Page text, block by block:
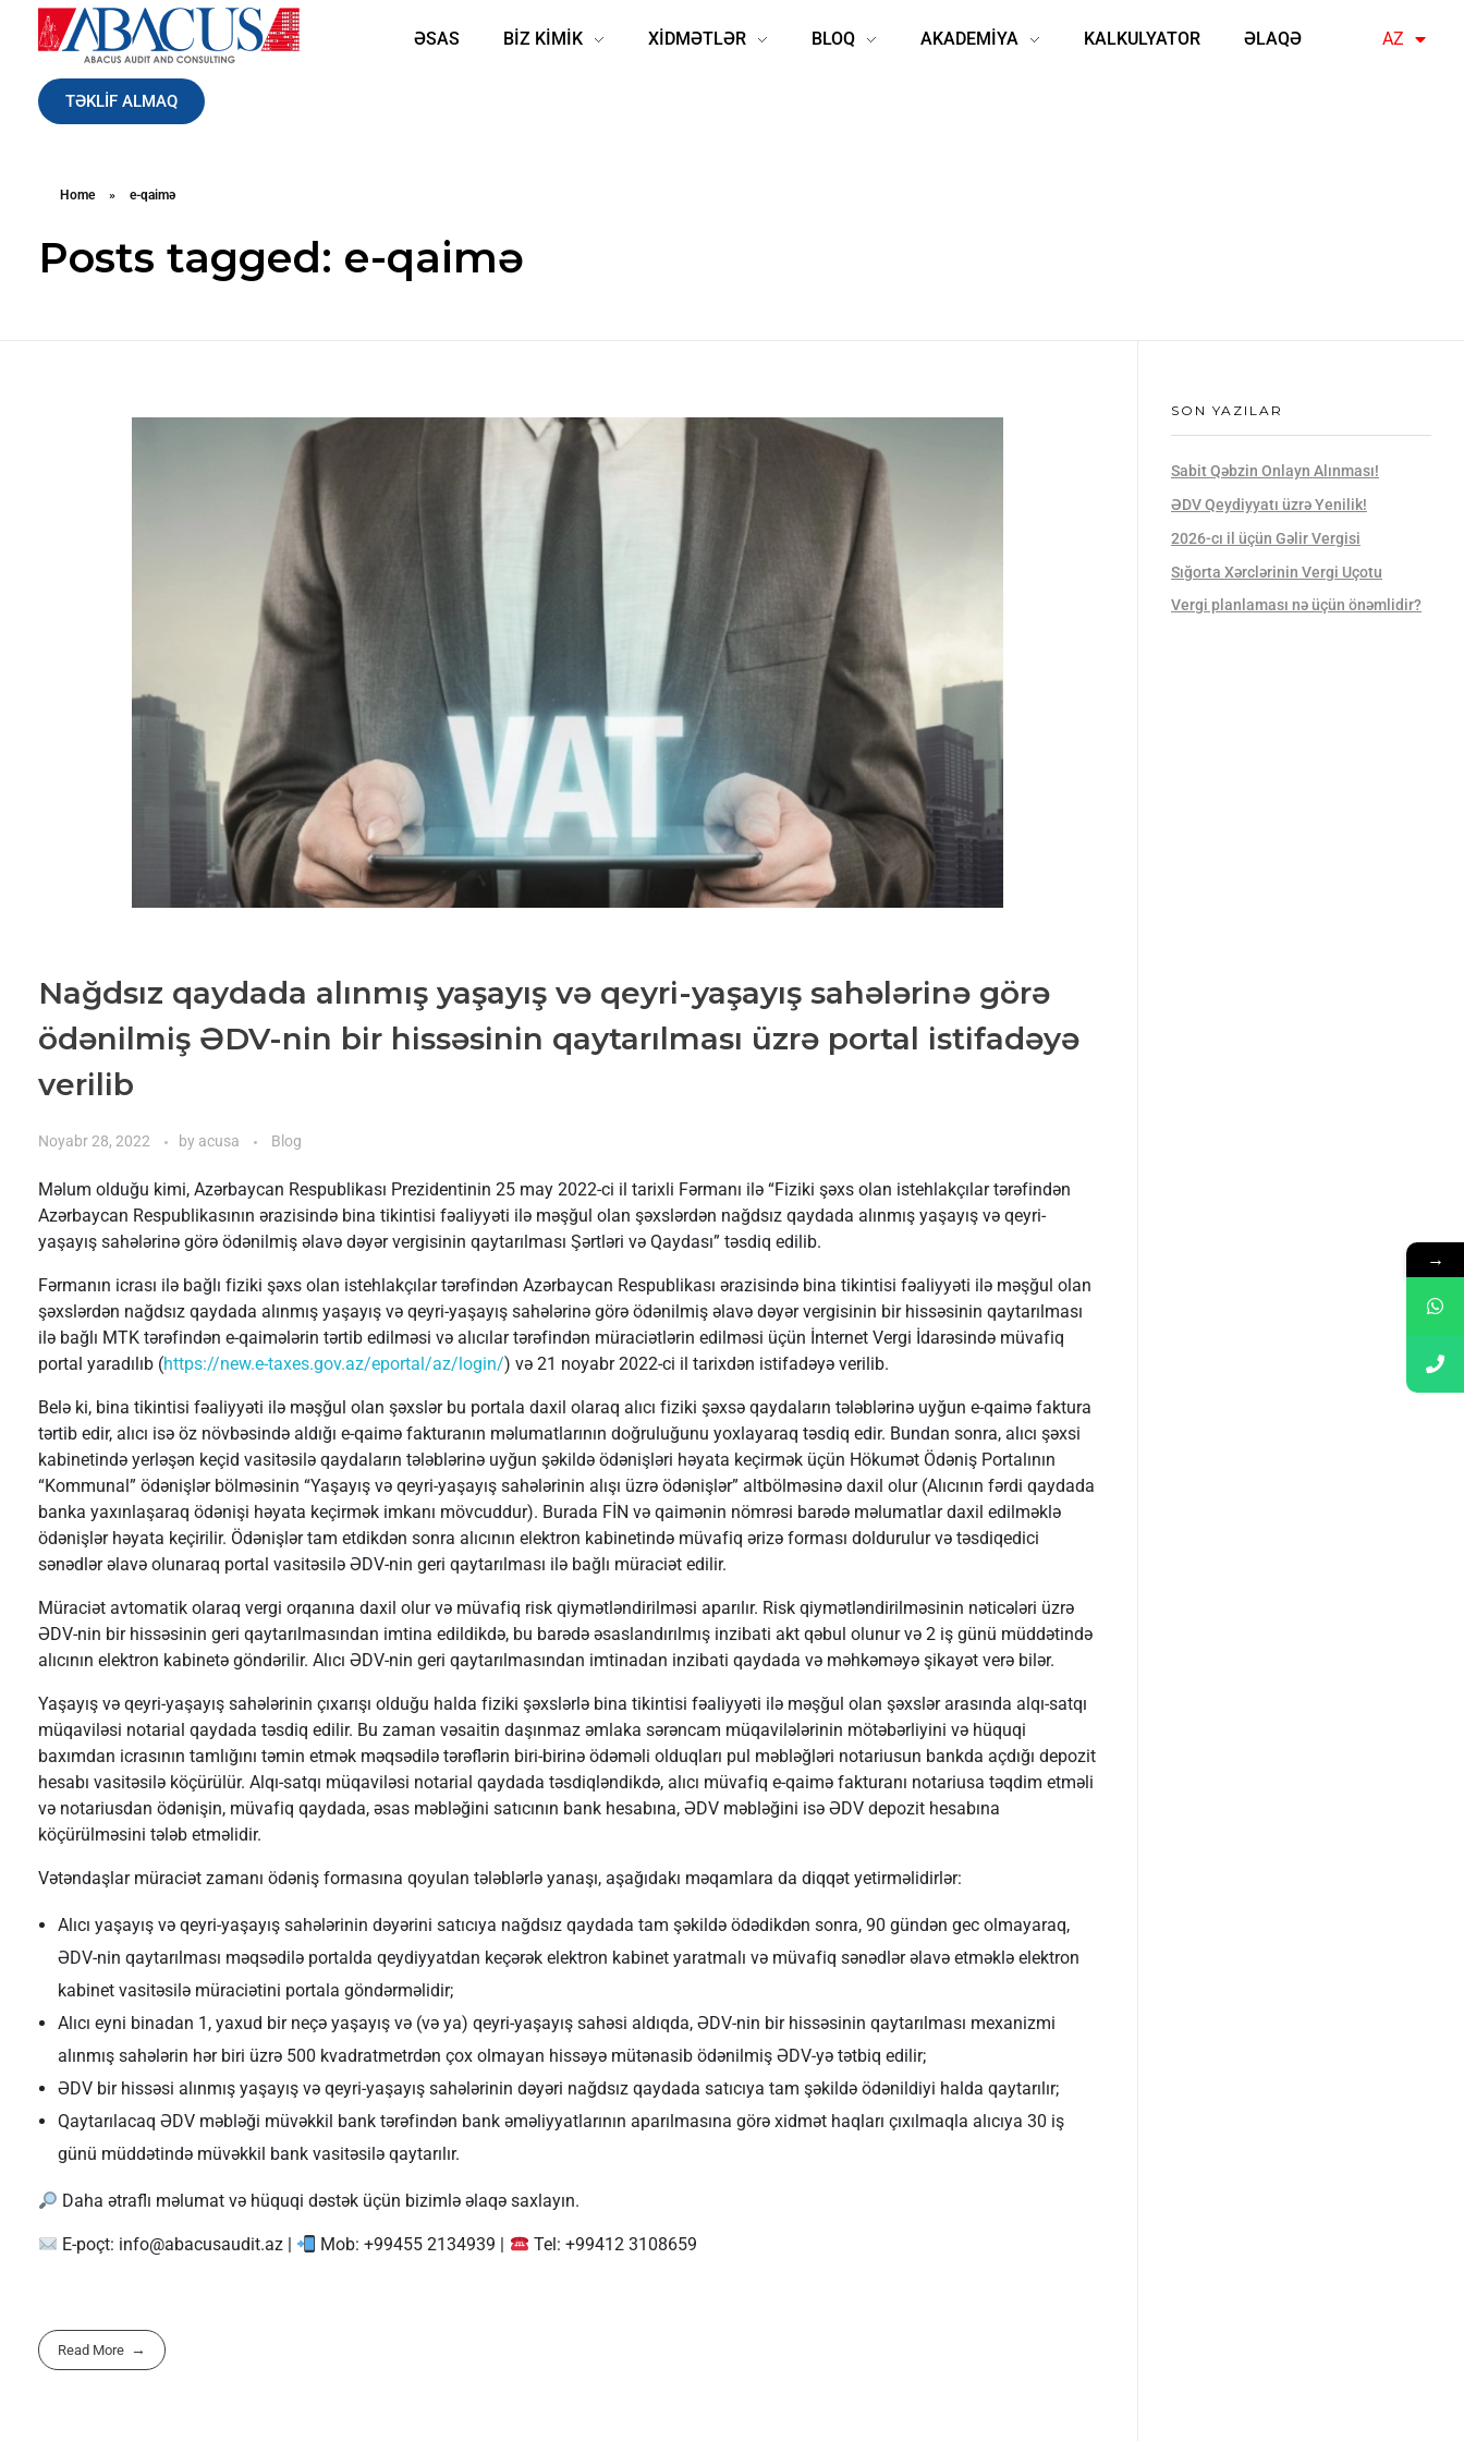
Abacusaudit.az
ƏSAS BİZ KİMİK XİDMƏTLƏR BLOQ AKADEMİYA KALKULYATOR ƏLAQƏ AZ
EN
TƏKLİF ALMAQ
Home » e-qaimə
Posts tagged: e-qaimə
Nağdsız qaydada alınmış yaşayış və qeyri-yaşayış sahələrinə görə
ödənilmiş ƏDV-nin bir hissəsinin qaytarılması üzrə portal istifadəyə
verilib
Noyabr 28, 2022 by acusa Blog
Məlum olduğu kimi, Azərbaycan Respublikası Prezidentinin 25 may 2022-ci il tarixli Fərmanı ilə “Fiziki şəxs olan istehlakçılar tərəfindən
Azərbaycan Respublikasının ərazisində bina tikintisi fəaliyyəti ilə məşğul olan şəxslərdən nağdsız qaydada alınmış yaşayış və qeyri-
yaşayış sahələrinə görə ödənilmiş əlavə dəyər vergisinin qaytarılması Şərtləri və Qaydası” təsdiq edilib.
Fərmanın icrası ilə bağlı fiziki şəxs olan istehlakçılar tərəfindən Azərbaycan Respublikası ərazisində bina tikintisi fəaliyyəti ilə məşğul olan
şəxslərdən nağdsız qaydada alınmış yaşayış və qeyri-yaşayış sahələrinə görə ödənilmiş əlavə dəyər vergisinin bir hissəsinin qaytarılması
ilə bağlı MTK tərəfindən e-qaimələrin tərtib edilməsi və alıcılar tərəfindən müraciətlərin edilməsi üçün İnternet Vergi İdarəsində müvafiq
portal yaradılıb (https://new.e-taxes.gov.az/eportal/az/login/) və 21 noyabr 2022-ci il tarixdən istifadəyə verilib.
Belə ki, bina tikintisi fəaliyyəti ilə məşğul olan şəxslər bu portala daxil olaraq alıcı fiziki şəxsə qaydaların tələblərinə uyğun e-qaimə faktura
tərtib edir, alıcı isə öz növbəsində aldığı e-qaimə fakturanın məlumatlarının doğruluğunu yoxlayaraq təsdiq edir. Bundan sonra, alıcı şəxsi
kabinetində yerləşən keçid vasitəsilə qaydaların tələblərinə uyğun şəkildə ödənişləri həyata keçirmək üçün Hökumət Ödəniş Portalının
“Kommunal” ödənişlər bölməsinin “Yaşayış və qeyri-yaşayış sahələrinin alışı üzrə ödənişlər” altbölməsinə daxil olur (Alıcının fərdi qaydada
banka yaxınlaşaraq ödənişi həyata keçirmək imkanı mövcuddur). Burada FİN və qaimənin nömrəsi barədə məlumatlar daxil edilməklə
ödənişlər həyata keçirilir. Ödənişlər tam etdikdən sonra alıcının elektron kabinetində müvafiq ərizə forması doldurulur və təsdiqedici
sənədlər əlavə olunaraq portal vasitəsilə ƏDV-nin geri qaytarılması ilə bağlı müraciət edilir.
Müraciət avtomatik olaraq vergi orqanına daxil olur və müvafiq risk qiymətləndirilməsi aparılır. Risk qiymətləndirilməsinin nəticələri üzrə
ƏDV-nin bir hissəsinin geri qaytarılmasından imtina edildikdə, bu barədə əsaslandırılmış inzibati akt qəbul olunur və 2 iş günü müddətində
alıcının elektron kabinetə göndərilir. Alıcı ƏDV-nin geri qaytarılmasından imtinadan inzibati qaydada və məhkəməyə şikayət verə bilər.
Yaşayış və qeyri-yaşayış sahələrinin çıxarışı olduğu halda fiziki şəxslərlə bina tikintisi fəaliyyəti ilə məşğul olan şəxslər arasında alqı-satqı
müqaviləsi notarial qaydada təsdiq edilir. Bu zaman vəsaitin daşınmaz əmlaka sərəncam müqavilələrinin mötəbərliyini və hüquqi
baxımdan icrasının tamlığını təmin etmək məqsədilə tərəflərin biri-birinə ödəməli olduqları pul məbləğləri notariusun bankda açdığı depozit
hesabı vasitəsilə köçürülür. Alqı-satqı müqaviləsi notarial qaydada təsdiqləndikdə, alıcı müvafiq e-qaimə fakturanı notariusa təqdim etməli
və notariusdan ödənişin, müvafiq qaydada, əsas məbləğini satıcının bank hesabına, ƏDV məbləğini isə ƏDV depozit hesabına
köçürülməsini tələb etməlidir.
Vətəndaşlar müraciət zamanı ödəniş formasına qoyulan tələblərlə yanaşı, aşağıdakı məqamlara da diqqət yetirməlidirlər:
Alıcı yaşayış və qeyri-yaşayış sahələrinin dəyərini satıcıya nağdsız qaydada tam şəkildə ödədikdən sonra, 90 gündən gec olmayaraq,
ƏDV-nin qaytarılması məqsədilə portalda qeydiyyatdan keçərək elektron kabinet yaratmalı və müvafiq sənədlər əlavə etməklə elektron
kabinet vasitəsilə müraciətini portala göndərməlidir;
Alıcı eyni binadan 1, yaxud bir neçə yaşayış və (və ya) qeyri-yaşayış sahəsi aldıqda, ƏDV-nin bir hissəsinin qaytarılması mexanizmi
alınmış sahələrin hər biri üzrə 500 kvadratmetrdən çox olmayan hissəyə mütənasib ödənilmiş ƏDV-yə tətbiq edilir;
ƏDV bir hissəsi alınmış yaşayış və qeyri-yaşayış sahələrinin dəyəri nağdsız qaydada satıcıya tam şəkildə ödənildiyi halda qaytarılır;
Qaytarılacaq ƏDV məbləği müvəkkil bank tərəfindən bank əməliyyatlarının aparılmasına görə xidmət haqları çıxılmaqla alıcıya 30 iş
günü müddətində müvəkkil bank vasitəsilə qaytarılır.
Daha ətraflı məlumat və hüquqi dəstək üçün bizimlə əlaqə saxlayın.
E-poçt: info@abacusaudit.az | Mob: +99455 2134939 | Tel: +99412 3108659
Read More
SON YAZILAR
Sabit Qəbzin Onlayn Alınması!
ƏDV Qeydiyyatı üzrə Yenilik!
2026-cı il üçün Gəlir Vergisi
Sığorta Xərclərinin Vergi Uçotu
Vergi planlaması nə üçün önəmlidir?
→